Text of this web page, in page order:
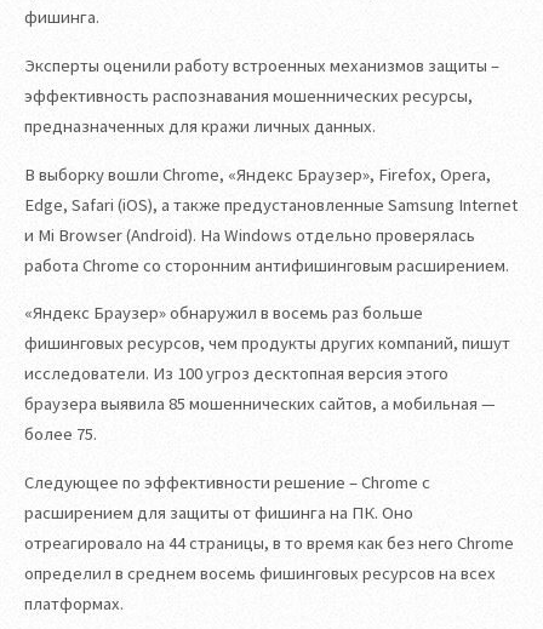
фишинга.
Эксперты оценили работу встроенных механизмов защиты –
эффективность распознавания мошеннических ресурсы,
предназначенных для кражи личных данных.
В выборку вошли Chrome, «Яндекс Браузер», Firefox, Opera,
Edge, Safari (iOS), а также предустановленные Samsung Internet
и Mi Browser (Android). На Windows отдельно проверялась
работа Chrome со сторонним антифишинговым расширением.
«Яндекс Браузер» обнаружил в восемь раз больше
фишинговых ресурсов, чем продукты других компаний, пишут
исследователи. Из 100 угроз десктопная версия этого
браузера выявила 85 мошеннических сайтов, а мобильная —
более 75.
Следующее по эффективности решение – Chrome с
расширением для защиты от фишинга на ПК. Оно
отреагировало на 44 страницы, в то время как без него Chrome
определил в среднем восемь фишинговых ресурсов на всех
платформах.